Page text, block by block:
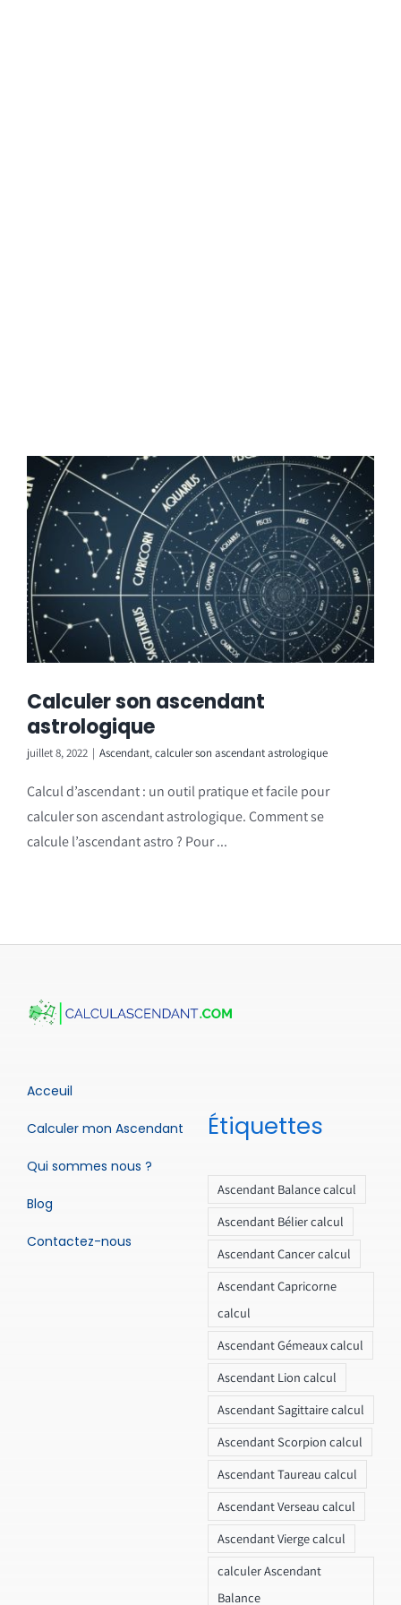
Calculer son ascendant
astrologique
juillet 8, 2022 | Ascendant,calculer son ascendant astrologique
Calcul d’ascendant : un outil pratique et facile pour
calculer son ascendant astrologique. Comment se
calcule l’ascendant astro ? Pour ...
Acceuil
Calculer mon Ascendant
Qui sommes nous ?
Blog
Contactez-nous
Étiquettes
Ascendant Balance calcul
Ascendant Bélier calcul
Ascendant Cancer calcul
Ascendant Capricorne
calcul
Ascendant Gémeaux calcul
Ascendant Lion calcul
Ascendant Sagittaire calcul
Ascendant Scorpion calcul
Ascendant Taureau calcul
Ascendant Verseau calcul
Ascendant Vierge calcul
calculer Ascendant
Balance